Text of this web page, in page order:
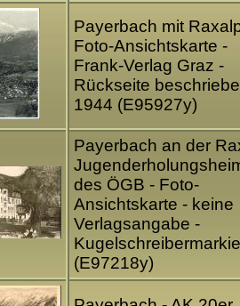
Payerbach mit
Foto-Ansichtskarte -
Frank-Verlag Graz -
Rückseite
1944 (E95927y)
Payerbach an der
des ÖGB - Foto-
Ansichtskarte - keine
Verlagsangabe -
(E97218y)